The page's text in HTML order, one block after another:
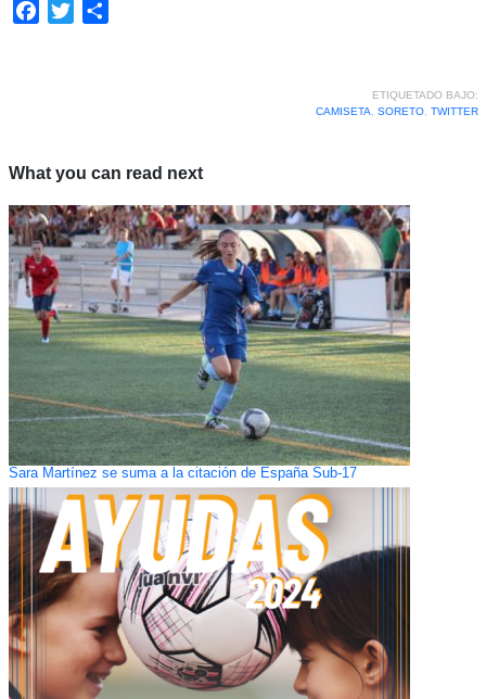
Facebook
Twitter
ETIQUETADO BAJO:
CAMISETA
SORETO, TWITTER
What you can read next
Sara Martínez se suma a la citación de España Sub-17